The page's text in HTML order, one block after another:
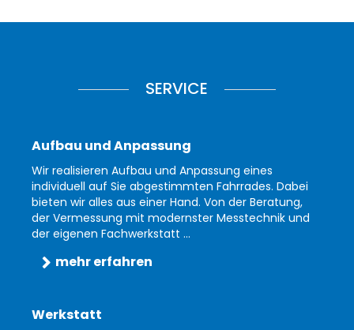
SERVICE
Aufbau und Anpassung
Wir realisieren Aufbau und Anpassung eines
individuell auf Sie abgestimmten Fahrrades. Dabei
bieten wir alles aus einer Hand. Von der Beratung,
der Vermessung mit modernster Messtechnik und
der eigenen Fachwerkstatt ...
mehr erfahren
Werkstatt